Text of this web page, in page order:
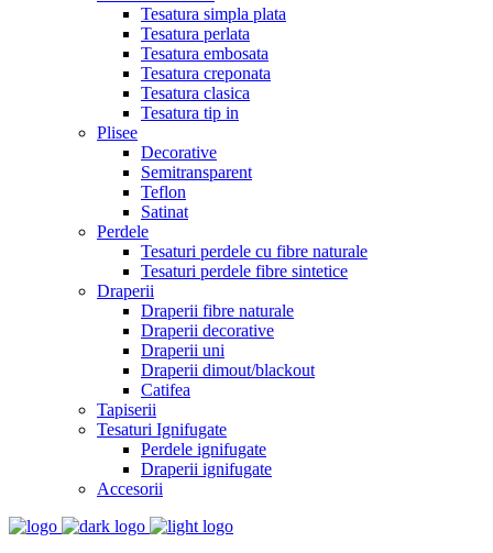
Tesatura simpla plata
Tesatura perlata
Tesatura embosata
Tesatura creponata
Tesatura clasica
Tesatura tip in
Plisee
Decorative
Semitransparent
Teflon
Satinat
Perdele
Tesaturi perdele cu fibre naturale
Tesaturi perdele fibre sintetice
Draperii
Draperii fibre naturale
Draperii decorative
Draperii uni
Draperii dimout/blackout
Catifea
Tapiserii
Tesaturi Ignifugate
Perdele ignifugate
Draperii ignifugate
Accesorii